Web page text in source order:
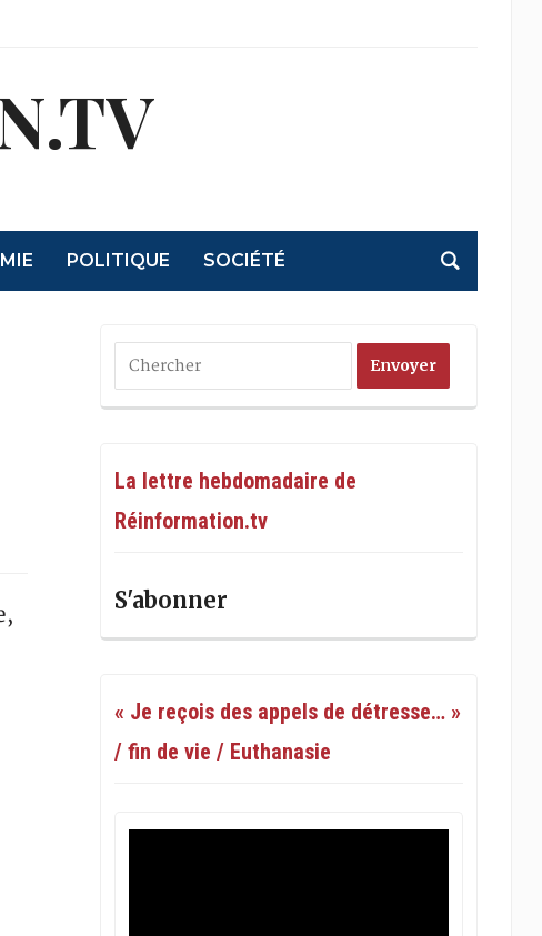
POLITIQUE SOCIÉTÉ
La lettre hebdomadaire de
Réinformation.tv
S'abonner
« Je reçois des appels de détresse… »
/ fin de vie / Euthanasie